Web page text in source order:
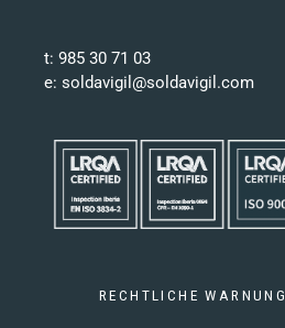
t: 985 30 71 03
e: soldavigil@soldavigil.com
RECHTLICHE WARNUNG